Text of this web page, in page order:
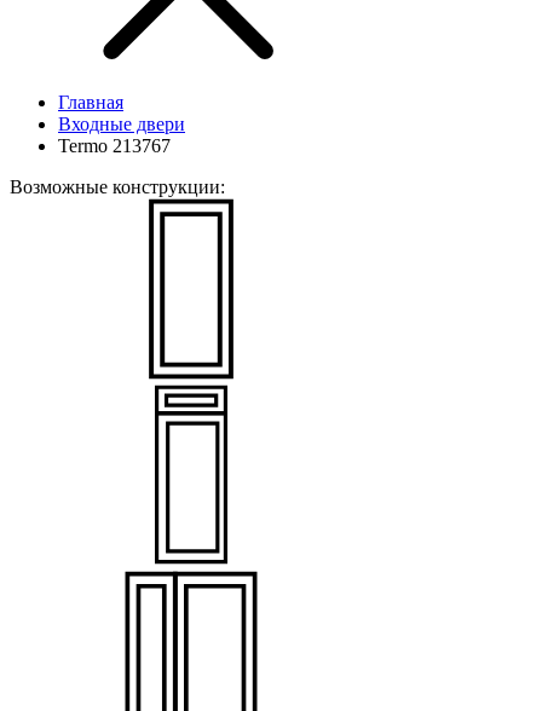
Главная
Входные двери
Termo 213767
Возможные конструкции: